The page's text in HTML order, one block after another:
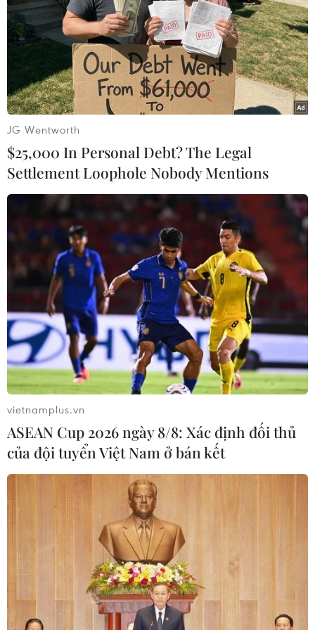
Sóng thần xuất hiện, New Zealand lại bị 2
trận động đất liên tiếp
13/11/2016 22:46
Vào lúc 13 giờ 31 phút (giờ GMT) ngày 13/11, một trận
động đất mạnh 6,2 độ Richter đã làm rung chuyển khu
vực cách thị trấn Kaikoura của New Zealand 12km về
phía Bắc.
Đã có 2 người thương vong sau loạt trận
động đất tại New Zealand
13/11/2016 22:52
JG Wentworth
$25,000 In Personal Debt? The Legal
Settlement Loophole Nobody Mentions
vietnamplus.vn
ASEAN Cup 2026 ngày 8/8: Xác định đối thủ
của đội tuyển Việt Nam ở bán kết